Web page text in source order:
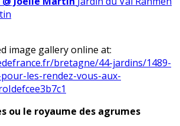
image gallery online at:
bretagne/44-jardins/1489-
les-rendez-vous-aux-
ou le royaume des agrumes